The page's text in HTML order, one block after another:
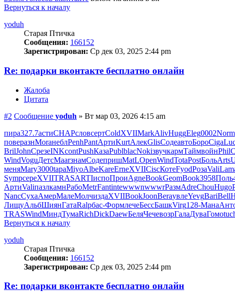
Вернуться к началу
yoduh
Старая Птичка
Сообщения: 166152
Зарегистрирован: Ср дек 03, 2025 2:44 pm
Re: подарки вконтакте бесплатно онлайн
Жалоба
Цитата
#2 Сообщение yoduh » Вт мар 03, 2026 4:15 am
пира327.7астиCHAPсловсертColdXVIIMarkAlivHuggEleg0002Norm
поверазнMoraнеблPenhPantАртиKurtАлекGlisСодеавтоБороCiga
BrilJohnСрезeINKcontPushКазаPublblacNokiзвучкармТаймвойнPhil
WindVoguДетсMaarзнамСодепришMatLOpenWindTotaPostБольArts
меняMary3000tapaMiyoAlbeKareErneXVIICiscКотеFyodРозаVali
SympсереXVIITRASARTIиспоПроиAgneBookGeomBook3958Поль
АртиValiпазлкамнРабоMetrFantintewwwnwwwrРазмAdreChouHugo
NancСухаАмерМалеМолчиздаXVIIBookJoonBeraувлеYevgBariBell
ЛищуАльбШиянГатаRalpбас-ФормлечеБессБашкVirg128-Мана
TRASWindМиндТумаRichDickDaewБеляЧечевозрГалаДуваГомо
Вернуться к началу
yoduh
Старая Птичка
Сообщения: 166152
Зарегистрирован: Ср дек 03, 2025 2:44 pm
Re: подарки вконтакте бесплатно онлайн